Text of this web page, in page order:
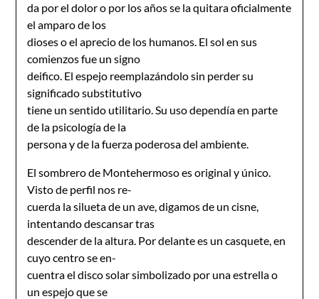
da por el dolor o por los años se la quitara oficialmente
el amparo de los
dioses o el aprecio de los humanos. El sol en sus
comienzos fue un signo
deifico. El espejo reemplazándolo sin perder su
significado substitutivo
tiene un sentido utilitario. Su uso dependía en parte
de la psicología de la
persona y de la fuerza poderosa del ambiente.
El sombrero de Montehermoso es original y único.
Visto de perfil nos re-
cuerda la silueta de un ave, digamos de un cisne,
intentando descansar tras
descender de la altura. Por delante es un casquete, en
cuyo centro se en-
cuentra el disco solar simbolizado por una estrella o
un espejo que se